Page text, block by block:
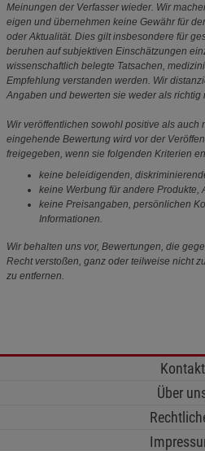
Meinungen der Verfasser wieder. Wir
eigen und übernehmen keine Gewähr für
oder Aktualität. Dies gilt insbesondere für
beruhen auf subjektiven Einschätzungen
wissenschaftlich belegte Tatsachen,
Empfehlung verstanden werden. Wir
Angaben und bewerten sie weder als richtig
Wir veröffentlichen sowohl positive als auch
eingehende Bewertung wird vor der
freigegeben, wenn sie folgenden Kriterien
keine beleidigenden,
keine Werbung für andere Produkte,
keine Preisangaben, persönlichen
Informationen.
Wir behalten uns vor, Bewertungen, die
Recht verstoßen, ganz oder teilweise nicht
zu entfernen.
Kontakt
Über